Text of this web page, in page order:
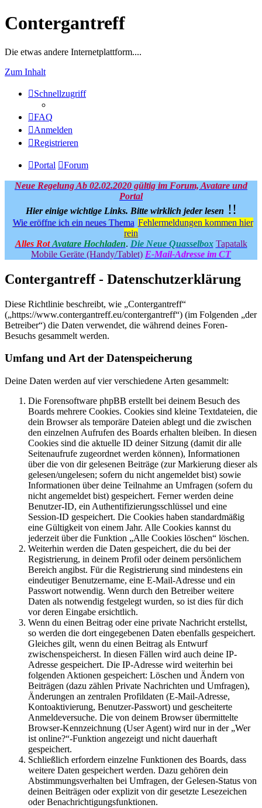
Contergantreff
Die etwas andere Internetplattform....
Zum Inhalt
Schnellzugriff
FAQ
Anmelden
Registrieren
Portal Forum
Neue Regelung Ab 02.02.2020 gültig im Forum, Avatare und
Portal
Hier einige wichtige Links. Bitte wirklich jeder lesen !!
Wie eröffne ich ein neues Thema Fehlermeldungen kommen hier
rein
Alles Rot Avatare Hochladen. Die Neue Quasselbox Tapatalk
Mobile Geräte (Handy/Tablet) E-Mail-Adresse im CT
Contergantreff - Datenschutzerklärung
Diese Richtlinie beschreibt, wie „Contergantreff“
(„https://www.contergantreff.eu/contergantreff“) (im Folgenden „der
Betreiber“) die Daten verwendet, die während deines Foren-
Besuchs gesammelt werden.
Umfang und Art der Datenspeicherung
Deine Daten werden auf vier verschiedene Arten gesammelt:
Die Forensoftware phpBB erstellt bei deinem Besuch des
Boards mehrere Cookies. Cookies sind kleine Textdateien, die
dein Browser als temporäre Dateien ablegt und die zwischen
den einzelnen Aufrufen des Boards erhalten bleiben. In diesen
Cookies sind die aktuelle ID deiner Sitzung (damit dir alle
Seitenaufrufe zugeordnet werden können), Informationen
über die von dir gelesenen Beiträge (zur Markierung dieser als
gelesen/ungelesen; sofern du nicht angemeldet bist) sowie
Informationen über deine Teilnahme an Umfragen (sofern du
nicht angemeldet bist) gespeichert. Ferner werden deine
Benutzer-ID, ein Authentifizierungsschlüssel und eine
Session-ID gespeichert. Die Cookies haben standardmäßig
eine Gültigkeit von einem Jahr. Alle Cookies kannst du
jederzeit über die Funktion „Alle Cookies löschen“ löschen.
Weiterhin werden die Daten gespeichert, die du bei der
Registrierung, in deinem Profil oder deinem persönlichem
Bereich angibst. Für die Registrierung sind mindestens ein
eindeutiger Benutzername, eine E-Mail-Adresse und ein
Passwort notwendig. Wenn durch den Betreiber weitere
Daten als notwendig festgelegt wurden, so ist dies für dich
vor deren Eingabe ersichtlich.
Wenn du einen Beitrag oder eine private Nachricht erstellst,
so werden die dort eingegebenen Daten ebenfalls gespeichert.
Gleiches gilt, wenn du einen Beitrag als Entwurf
zwischenspeicherst. In diesen Fällen wird auch deine IP-
Adresse gespeichert. Die IP-Adresse wird weiterhin bei
folgenden Aktionen gespeichert: Löschen und Ändern von
Beiträgen (dazu zählen Private Nachrichten und Umfragen),
Änderungen an zentralen Profildaten (E-Mail-Adresse,
Kontoaktivierung, Benutzer-Passwort) und gescheiterte
Anmeldeversuche. Die von deinem Browser übermittelte
Browser-Kennzeichnung (User Agent) wird nur in der „Wer
ist online?“-Funktion angezeigt und nicht dauerhaft
gespeichert.
Schließlich erfordern einzelne Funktionen des Boards, dass
weitere Daten gespeichert werden. Dazu gehören dein
Abstimmungsverhalten bei Umfragen, der Gelesen-Status von
deinen Beiträgen oder explizit von dir gesetzte Lesezeichen
oder Benachrichtigungsfunktionen.